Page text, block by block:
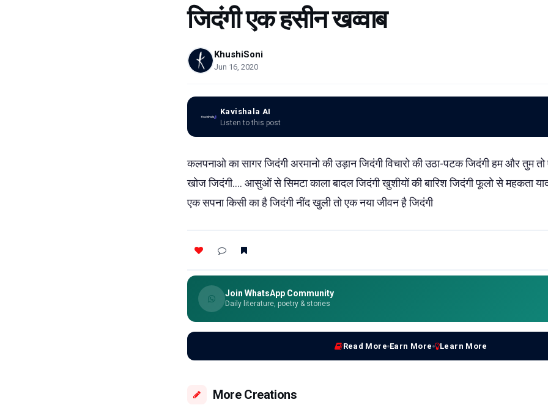
जिदंगी एक हसीन खव्वाब
KhushiSoni
Jun 16, 2020
Kavishala AI
Listen to this post
कलपनाओ का सागर जिदंगी अरमानो की उड़ान जिदंगी विचारो की उठा-पटक जिदंगी हम और तुम
खोज जिदंगी.... आसुओं से सिमटा काला बादल जिदंगी खुशीयों की बारिश जिदंगी फूलो से महकता
एक सपना किसी का है जिदंगी नींद खुली तो एक नया जीवन है़ जिदंगी
Join WhatsApp Community
Daily literature, poetry & stories
Read More Earn More Learn More
More Creations